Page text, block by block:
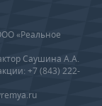
«Реальное
Саушина А.А.
+7 (843) 222-